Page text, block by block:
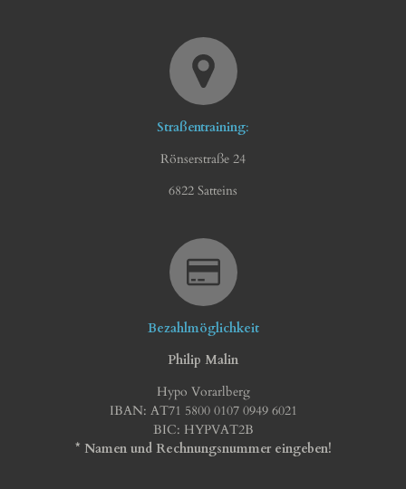
Straßentraining:
Rönserstraße 24
6822 Satteins
Bezahlmöglichkeit
Philip Malin
Hypo Vorarlberg
IBAN: AT71 5800 0107 0949 6021
BIC: HYPVAT2B
* Namen und Rechnungsnummer eingeben!